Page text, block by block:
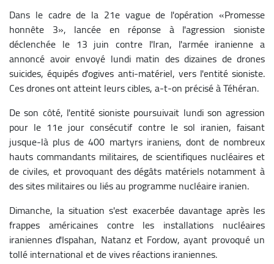
Dans le cadre de la 21e vague de l'opération «Promesse
honnête 3», lancée en réponse à l'agression sioniste
déclenchée le 13 juin contre l'Iran, l'armée iranienne a
annoncé avoir envoyé lundi matin des dizaines de drones
suicides, équipés d'ogives anti-matériel, vers l'entité sioniste.
Ces drones ont atteint leurs cibles, a-t-on précisé à Téhéran.
De son côté, l'entité sioniste poursuivait lundi son agression
pour le 11e jour consécutif contre le sol iranien, faisant
jusque-là plus de 400 martyrs iraniens, dont de nombreux
hauts commandants militaires, de scientifiques nucléaires et
de civiles, et provoquant des dégâts matériels notamment à
des sites militaires ou liés au programme nucléaire iranien.
Dimanche, la situation s'est exacerbée davantage après les
frappes américaines contre les installations nucléaires
iraniennes d'Ispahan, Natanz et Fordow, ayant provoqué un
tollé international et de vives réactions iraniennes.